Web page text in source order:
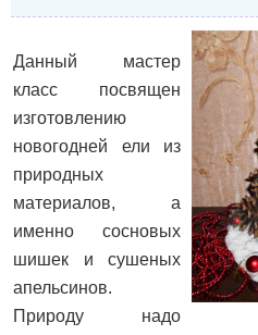
Данный мастер
класс посвящен
изготовлению
новогодней ели из
природных
материалов, а
именно сосновых
шишек и сушеных
апельсинов.
Природу надо